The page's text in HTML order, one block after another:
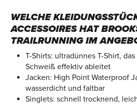
WELCHE
ACCESSOIRES HAT
TRAILRUNNING IM
T-Shirts: ultradünnes T-Shirt,
Schweiß effektiv ableitet
Jacken: High Point Waterproof
wasserdicht und faltbar
Singlets: schnell trocknend,